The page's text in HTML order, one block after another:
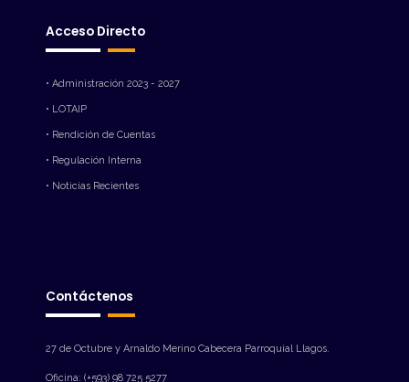
Acceso Directo
• Administración 2023 - 2027
• LOTAIP
• Rendición de Cuentas
• Regulación Interna
• Noticias Recientes
Contáctenos
27 de Octubre y Arnaldo Merino Cabecera Parroquial Llagos.
Oficina: (+593) 98 725 5277